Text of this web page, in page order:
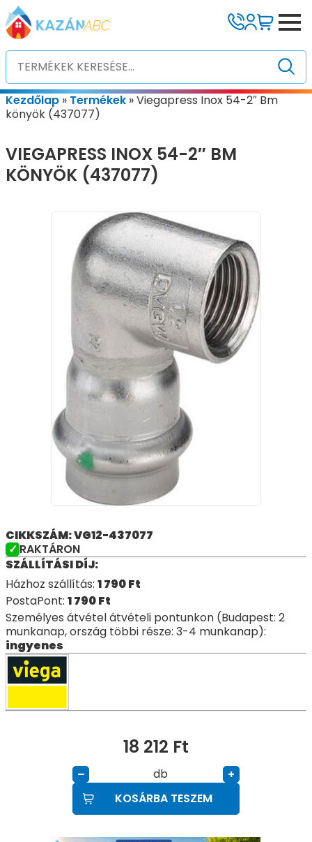
Kezdőlap » Termékek »Viegapress Inox 54-2″ Bm
könyök (437077)
VIEGAPRESS INOX 54-2″ BM
KÖNYÖK (437077)
CIKKSZÁM: VG12-437077
RAKTÁRON
SZÁLLÍTÁSI DÍJ:
Házhoz szállítás: 1 790Ft
PostaPont: 1 790Ft
Személyes átvétel átvételi pontunkon (Budapest: 2
munkanap, ország többi része: 3-4 munkanap):
ingyenes
18 212 Ft
– db
+
KOSÁRBA TESZEM